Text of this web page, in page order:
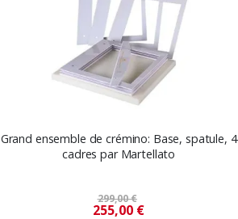
Grand ensemble de crémino: Base, spatule, 4
cadres par Martellato
299,00 €
Prix
255,00 €